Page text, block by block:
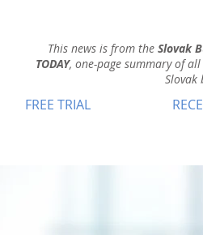
This news is from the Slovak
TODAY, one-page summary of
Slovak
FREE TRIAL